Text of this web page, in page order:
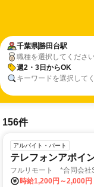
千葉県勝田台駅
職種を選択してくださ
週2・3日からOK
キーワードを選択して
156件
アルバイト・パート
テレフォンアポイ
フルリモート *合同会社
時給1,200円～2,000円